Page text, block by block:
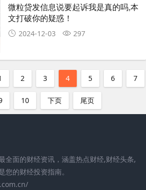
微粒贷发信息说要起诉我是真的吗,本
文打破你的疑惑！
2024-12-03 297
2 3 4 5 6 7
10 下页 尾页
全面的财经资讯，涵盖热点财经,财经头条,
您的财经投资指南。